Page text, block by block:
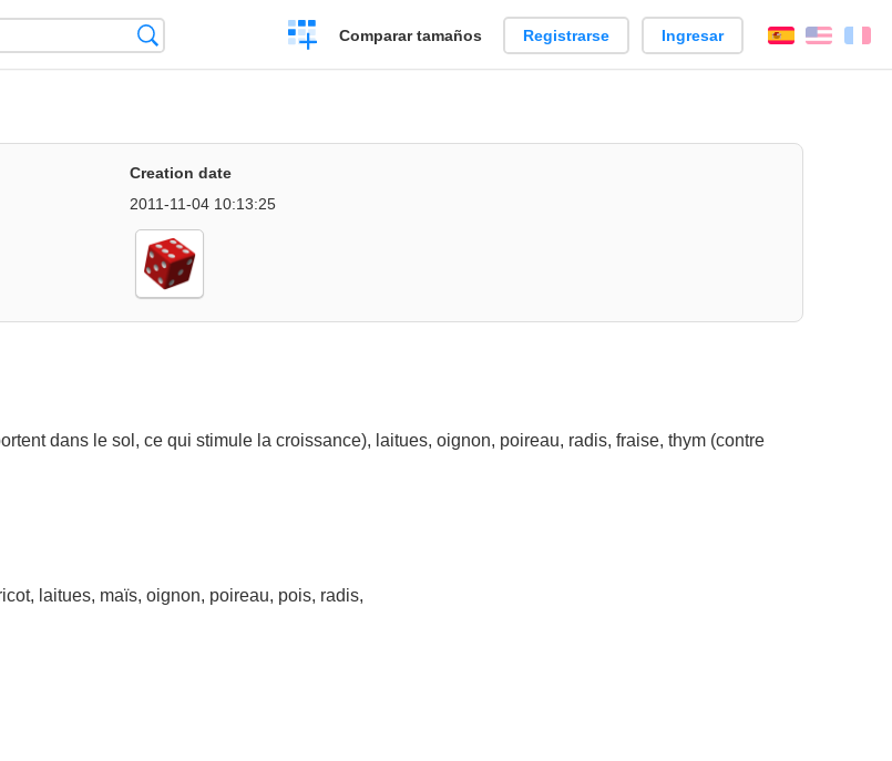
Crear
una
Comparar tamaños Registrarse Ingresar EspañolEnglish
Creation date
2011-11-04 10:13:25
dans le sol, ce qui stimule la croissance), laitues, oignon, poireau, radis, fraise, thym (contre
laitues, maïs, oignon, poireau, pois, radis,